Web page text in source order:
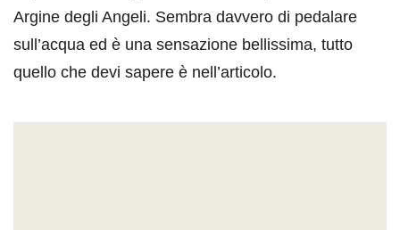
Argine degli Angeli. Sembra davvero di pedalare
sull’acqua ed è una sensazione bellissima, tutto
quello che devi sapere è nell’articolo.